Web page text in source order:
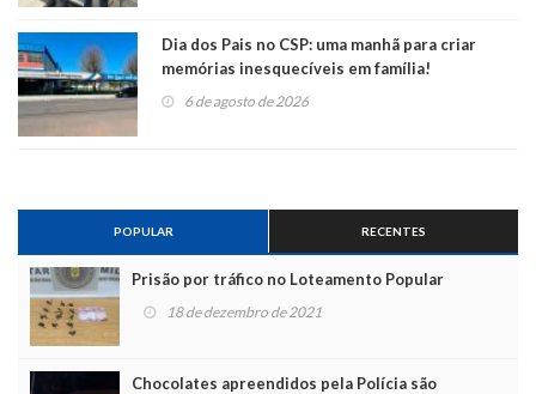
Dia dos Pais no CSP: uma manhã para criar
memórias inesquecíveis em família!
6 de agosto de 2026
POPULAR RECENTES
Prisão por tráfico no Loteamento Popular
18 de dezembro de 2021
Chocolates apreendidos pela Polícia são